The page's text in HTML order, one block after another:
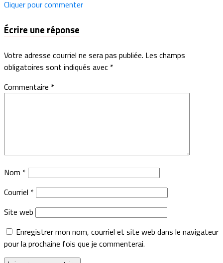
Cliquer pour commenter
Écrire une réponse
Votre adresse courriel ne sera pas publiée. Les champs
obligatoires sont indiqués avec *
Commentaire *
Nom *
Courriel *
Site web
Enregistrer mon nom, courriel et site web dans le navigateur
pour la prochaine fois que je commenterai.